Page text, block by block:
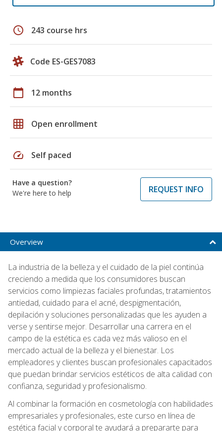
schedule 243 course hrs
Code ES-GES7083
calendar_today 12 months
grid_on Open enrollment
speed Self paced
Have a question?
We're here to help
REQUEST INFO
Overview
La industria de la belleza y el cuidado de la piel continúa
creciendo a medida que los consumidores buscan
servicios como limpiezas faciales profundas, tratamientos
antiedad, cuidado para el acné, despigmentación,
depilación y soluciones personalizadas que les ayuden a
verse y sentirse mejor. Desarrollar una carrera en el
campo de la estética es cada vez más valioso en el
mercado actual de la belleza y el bienestar. Los
empleadores y clientes buscan profesionales capacitados
que puedan brindar servicios estéticos de alta calidad con
confianza, seguridad y profesionalismo.
Al combinar la formación en cosmetología con habilidades
empresariales y profesionales, este curso en línea de
estética facial y corporal te ayudará a prepararte para